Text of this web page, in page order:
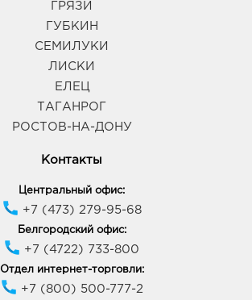
ГРЯЗИ
ГУБКИН
СЕМИЛУКИ
ЛИСКИ
ЕЛЕЦ
ТАГАНРОГ
РОСТОВ-НА-ДОНУ
Контакты
Центральный офис:
+7 (473) 279-95-68
Белгородский офис:
+7 (4722) 733-800
Отдел интернет-торговли:
+7 (800) 500-777-2